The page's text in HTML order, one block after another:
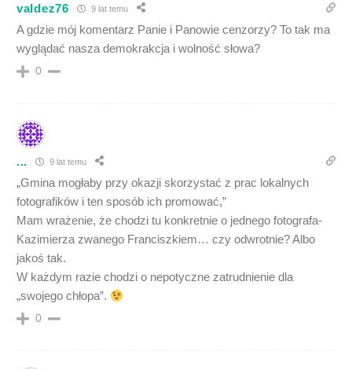
valdez76 9 lat temu
A gdzie mój komentarz Panie i Panowie cenzorzy? To tak ma
wyglądać nasza demokrakcja i wolność słowa?
0
... 9 lat temu
„Gmina mogłaby przy okazji skorzystać z prac lokalnych
fotografików i ten sposób ich promować,”
Mam wrażenie, że chodzi tu konkretnie o jednego fotografa-
Kazimierza zwanego Franciszkiem… czy odwrotnie? Albo
jakoś tak.
W każdym razie chodzi o nepotyczne zatrudnienie dla
„swojego chłopa”.
0